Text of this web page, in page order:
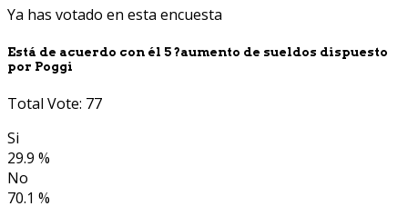
Ya has votado en esta encuesta
Está de acuerdo con él 5 ?aumento de sueldos dispuesto
por Poggi
Total Vote: 77
Si
29.9 %
No
70.1 %